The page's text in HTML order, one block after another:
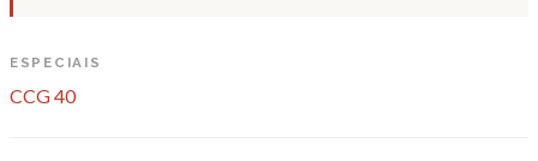
ESPECIAIS
CCG 40